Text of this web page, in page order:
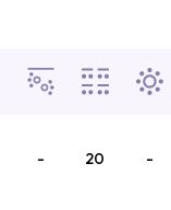
- 20 -